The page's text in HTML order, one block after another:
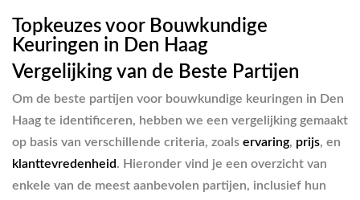
Topkeuzes voor Bouwkundige
Keuringen in Den Haag
Vergelijking van de Beste Partijen
Om de beste partijen voor bouwkundige keuringen in Den
Haag te identificeren, hebben we een vergelijking gemaakt
op basis van verschillende criteria, zoals ervaring, prijs, en
klanttevredenheid. Hieronder vind je een overzicht van
enkele van de meest aanbevolen partijen, inclusief hun